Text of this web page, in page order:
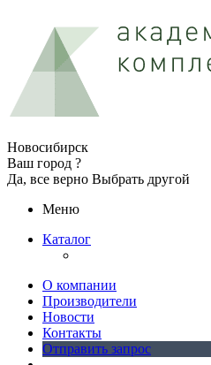
Новосибирск
Ваш город ?
Да, все верно Выбрать другой
Меню
Каталог
О компании
Производители
Новости
Контакты
Отправить запрос